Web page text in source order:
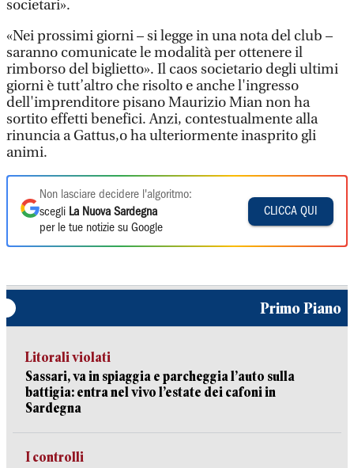
societari».
«Nei prossimi giorni – si legge in una nota del club –
saranno comunicate le modalità per ottenere il
rimborso del biglietto». Il caos societario degli ultimi
giorni è tutt’altro che risolto e anche l'ingresso
dell'imprenditore pisano Maurizio Mian non ha
sortito effetti benefici. Anzi, contestualmente alla
rinuncia a Gattus,o ha ulteriormente inasprito gli
animi.
Non lasciare decidere l'algoritmo:
scegli La Nuova Sardegna
per le tue notizie su Google
CLICCA QUI
Primo Piano
Litorali violati
Sassari, va in spiaggia e parcheggia l’auto sulla
battigia: entra nel vivo l’estate dei cafoni in
Sardegna
I controlli